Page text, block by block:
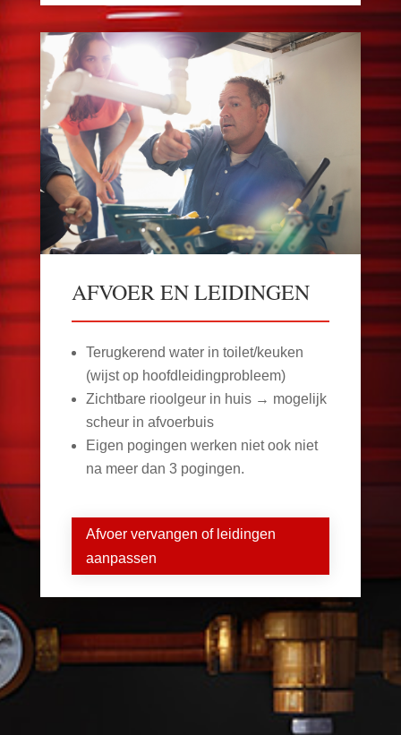
AFVOER EN LEIDINGEN
Terugkerend water in toilet/keuken
(wijst op hoofdleidingprobleem)
Zichtbare rioolgeur in huis → mogelijk
scheur in afvoerbuis
Eigen pogingen werken niet ook niet
na meer dan 3 pogingen.
Afvoer vervangen of leidingen
aanpassen